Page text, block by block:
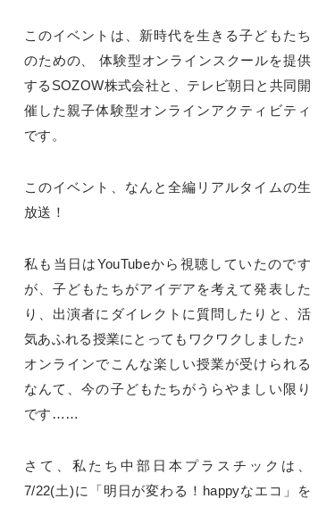
このイベントは、新時代を生きる子どもたち
のための、 体験型オンラインスクールを提供
するSOZOW株式会社と、テレビ朝日と共同開
催した親子体験型オンラインアクティビティ
です。
このイベント、なんと全編リアルタイムの生
放送！
私も当日はYouTubeから視聴していたのです
が、子どもたちがアイデアを考えて発表した
り、出演者にダイレクトに質問したりと、活
気あふれる授業にとってもワクワクしました♪
オンラインでこんな楽しい授業が受けられる
なんて、今の子どもたちがうらやましい限り
です……
さて、私たち中部日本プラスチックは、
7/22(土)に「明日が変わる！happyなエコ」を